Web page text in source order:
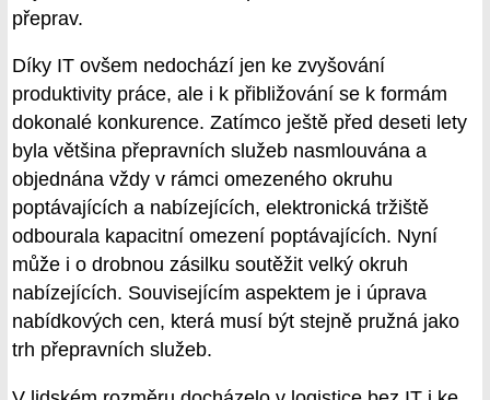
přeprav.
Díky IT ovšem nedochází jen ke zvyšování
produktivity práce, ale i k přibližování se k formám
dokonalé konkurence. Zatímco ještě před deseti lety
byla většina přepravních služeb nasmlouvána a
objednána vždy v rámci omezeného okruhu
poptávajících a nabízejících, elektronická tržiště
odbourala kapacitní omezení poptávajících. Nyní
může i o drobnou zásilku soutěžit velký okruh
nabízejících. Souvisejícím aspektem je i úprava
nabídkových cen, která musí být stejně pružná jako
trh přepravních služeb.